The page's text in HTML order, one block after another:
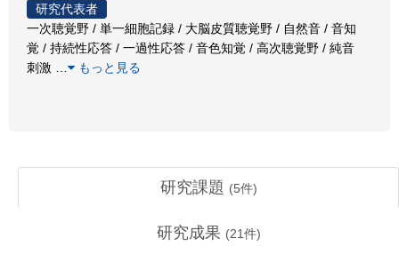
研究代表者
一次聴覚野 / 単一細胞記録 / 大脳皮質聴覚野 / 自然音 / 音知
覚 / 持続性応答 / 一過性応答 / 音色知覚 / 高次聴覚野 / 純音
刺激
もっと見る
研究課題 (5件)
研究成果 (21件)